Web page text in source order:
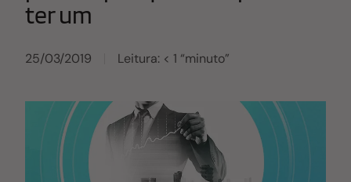
ter um
25/03/2019 Leitura: < 1 “minuto”